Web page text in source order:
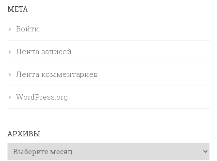
МЕТА
Войти
Лента записей
Лента комментариев
WordPress.org
АРХИВЫ
Архивы